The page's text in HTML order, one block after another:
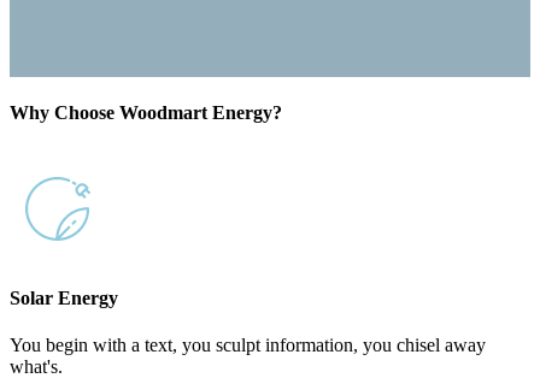
Why Choose Woodmart Energy?
Solar Energy
You begin with a text, you sculpt information, you chisel away
what's.